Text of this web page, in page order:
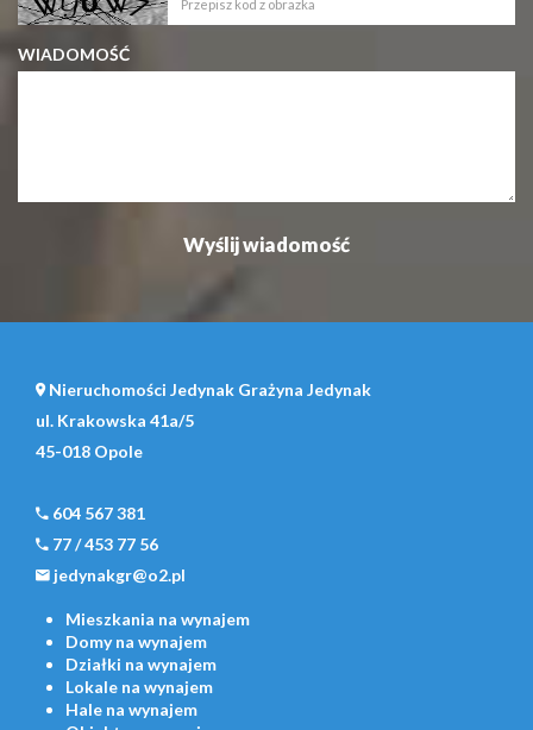
WIADOMOŚĆ
Nieruchomości Jedynak Grażyna Jedynak
ul. Krakowska 41a/5
45-018 Opole
604 567 381
77 / 453 77 56
jedynakgr@o2.pl
Mieszkania na wynajem
Domyna wynajem
Działki na wynajem
Lokale na wynajem
Hale na wynajem